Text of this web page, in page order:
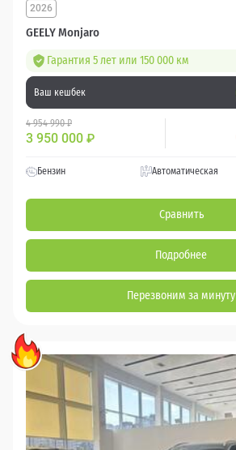
GEELY Monjaro
2026
Гарантия 5 лет или 150 000 км
Ваш кешбек
4 954 990 ₽
3 950 000 ₽
Бензин Автоматическая
Сравнить
Подробнее
Перезвоним за минуту